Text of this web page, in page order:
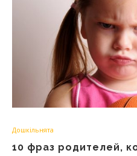
Дошкільнята
10 фраз родителей,